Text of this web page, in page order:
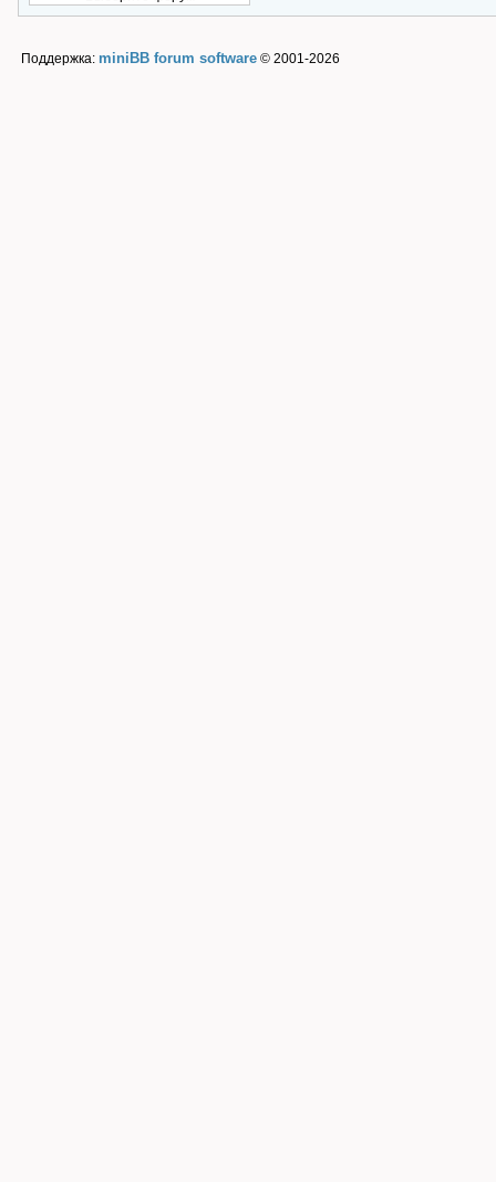
Поддержка: miniBB forum software © 2001-2026